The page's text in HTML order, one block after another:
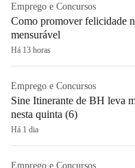
Emprego e Concursos
Como promover felicidade
mensurável
Há 13 horas
Emprego e Concursos
Sine Itinerante de BH leva
nesta quinta (6)
Há 1 dia
Emprego e Concursos